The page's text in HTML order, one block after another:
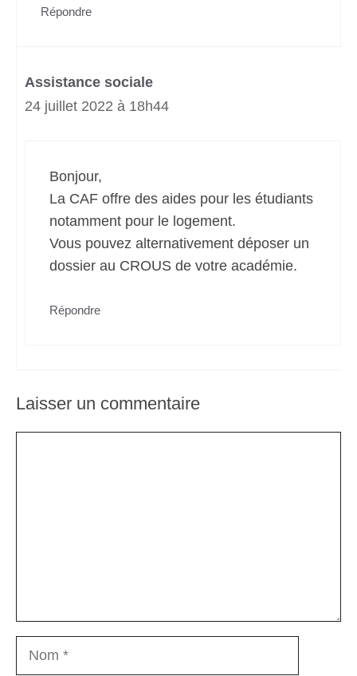
Répondre
Assistance sociale
24 juillet 2022 à 18h44
Bonjour,
La CAF offre des aides pour les étudiants
notamment pour le logement.
Vous pouvez alternativement déposer un
dossier au CROUS de votre académie.
Répondre
Laisser un commentaire
Nom